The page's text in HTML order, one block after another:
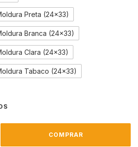
Preta (24x33)
Branca (24x33)
Clara (24x33)
Tabaco (24x33)